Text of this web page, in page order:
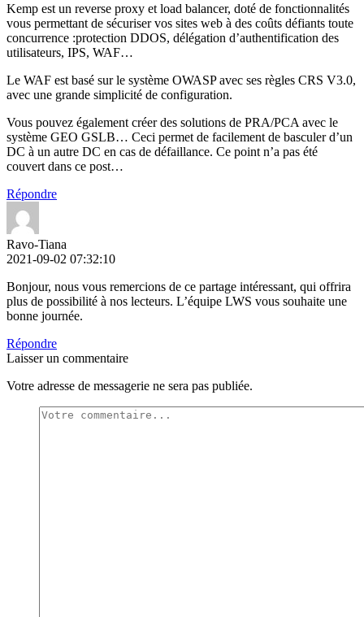
Kemp est un reverse proxy et load balancer, doté de fonctionnalités
vous permettant de sécuriser vos sites web à des coûts défiants toute
concurrence :protection DDOS, délégation d’authentification des
utilisateurs, IPS, WAF…
Le WAF est basé sur le système OWASP avec ses règles CRS V3.0,
avec une grande simplicité de configuration.
Vous pouvez également créer des solutions de PRA/PCA avec le
système GEO GSLB… Ceci permet de facilement de basculer d’un
DC à un autre DC en cas de défaillance. Ce point n’a pas été
couvert dans ce post…
Répondre
Ravo-Tiana
2021-09-02 07:32:10
Bonjour, nous vous remercions de ce partage intéressant, qui offrira
plus de possibilité à nos lecteurs. L’équipe LWS vous souhaite une
bonne journée.
Répondre
Laisser un commentaire
Votre adresse de messagerie ne sera pas publiée.